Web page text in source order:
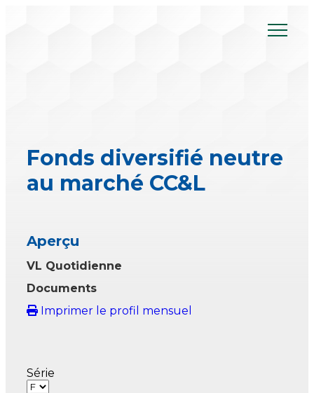
Fonds diversifié neutre
au marché CC&L
Aperçu
VL Quotidienne
Documents
Imprimer le profil mensuel
Série